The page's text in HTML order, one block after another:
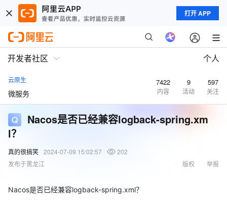
打开 APP
开发者社区 个人
云原生
微服务
7422
内容
9
活动
597
关注
Nacos是否已经兼容logback-spring.xm
l？
真的很搞笑 2024-07-09 15:02:57
202
发布于黑龙江
举报
版权
Nacos是否已经兼容logback-spring.xml？